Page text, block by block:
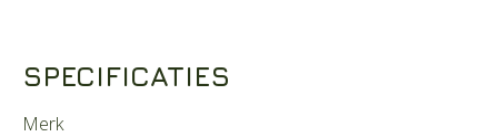
SPECIFICATIES
Merk